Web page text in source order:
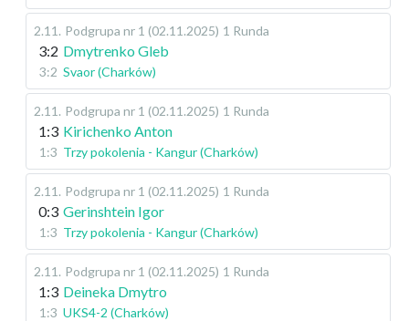
2.11 . Podgrupa nr 1 (02.11.2025) 1 Runda
3:2 Dmytrenko Gleb
3:2 Svaor (Charków)
2.11 . Podgrupa nr 1 (02.11.2025) 1 Runda
1:3 Kirichenko Anton
1:3 Trzy pokolenia - Kangur (Charków)
2.11 . Podgrupa nr 1 (02.11.2025) 1 Runda
0:3 Gerinshtein Igor
1:3 Trzy pokolenia - Kangur (Charków)
2.11 . Podgrupa nr 1 (02.11.2025) 1 Runda
1:3 Deineka Dmytro
1:3 UKS4-2 (Charków)